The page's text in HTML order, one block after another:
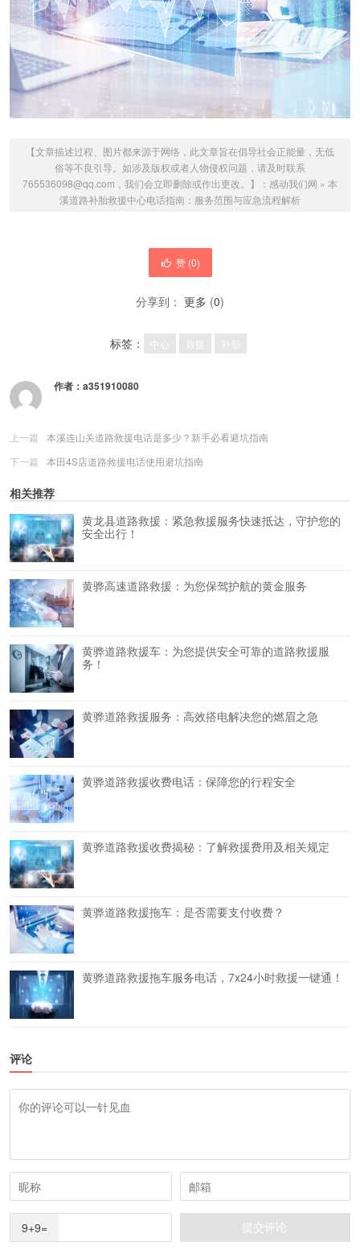
【文章描述过程、图片都来源于网络，此文章旨在倡导社会正能量，无低
俗等不良引导。如涉及版权或者人物侵权问题，请及时联系
765536098@qq.com，我们会立即删除或作出更改。】： 感动我们网 » 本
溪道路补胎救援中心电话指南：服务范围与应急流程解析
赞 (0)
分享到： 更多 (0)
标签： 中心 救援 补胎
作者： a351910080
上一篇
本溪连山关道路救援电话是多少？新手必看避坑指南
下一篇
本田4S店道路救援电话使用避坑指南
相关推荐
黄龙县道路救援：紧急救援服务快速抵达，守护您的
安全出行！
黄骅高速道路救援：为您保驾护航的黄金服务
黄骅道路救援车：为您提供安全可靠的道路救援服
务！
黄骅道路救援服务：高效搭电解决您的燃眉之急
黄骅道路救援收费电话：保障您的行程安全
黄骅道路救援收费揭秘：了解救援费用及相关规定
黄骅道路救援拖车：是否需要支付收费？
黄骅道路救援拖车服务电话，7x24小时救援一键通！
评论
9+9=